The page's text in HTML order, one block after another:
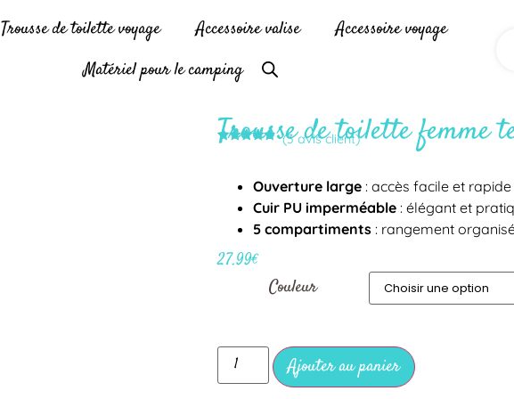
Trousse de toilette voyage Accessoire valise
Accessoire voyage
Matériel pour le camping
Trousse de toilette femme
notations
(3avis client)
Ouverture large: accès facile et rapide
Cuir PU imperméable: élégant et
5 compartiments: rangement
27.99€
Couleur
Ajouter au panier